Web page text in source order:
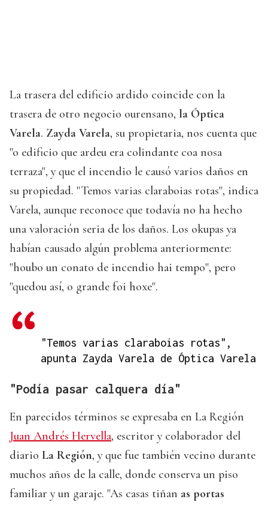
La trasera del edificio ardido coincide con la
trasera de otro negocio ourensano, la Óptica
Varela. Zayda Varela, su propietaria, nos cuenta que
"o edificio que ardeu era colindante coa nosa
terraza", y que el incendio le causó varios daños en
su propiedad. "Temos varias claraboias rotas", indica
Varela, aunque reconoce que todavía no ha hecho
una valoración seria de los daños. Los okupas ya
habían causado algún problema anteriormente:
"houbo un conato de incendio hai tempo", pero
"quedou así, o grande foi hoxe".
"Temos varias claraboias rotas",
apunta Zayda Varela de Óptica Varela
"Podía pasar calquera día"
En parecidos términos se expresaba en La Región
Juan Andrés Hervella, escritor y colaborador del
diario La Región, y que fue también vecino durante
muchos años de la calle, donde conserva un piso
familiar y un garaje. "As casas tiñan as portas